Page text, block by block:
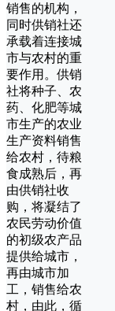
销售的机构，
同时供销社还
承载着连接城
市与农村的重
要作用。供销
社将种子、农
药、化肥等城
市生产的农业
生产资料销售
给农村，待粮
食成熟后，再
由供销社收
购，将凝结了
农民劳动价值
的初级农产品
提供给城市，
再由城市加
工，销售给农
村，由此，循